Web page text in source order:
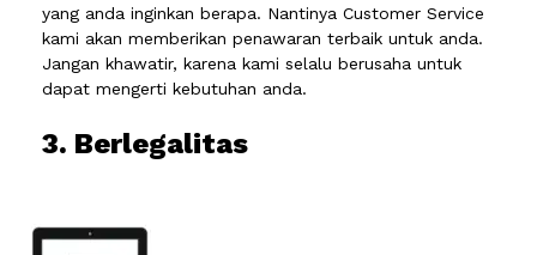
yang anda inginkan berapa. Nantinya Customer Service
kami akan memberikan penawaran terbaik untuk anda.
Jangan khawatir, karena kami selalu berusaha untuk
dapat mengerti kebutuhan anda.
3. Berlegalitas